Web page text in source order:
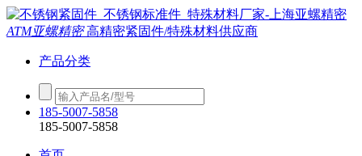
ATM亚螺精密高精密紧固件/特殊材料供应商
产品分类
185-5007-5858
185-5007-5858